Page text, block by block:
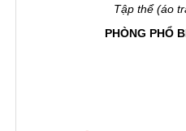
Tập thể(áo
PHÒNG PHỔ